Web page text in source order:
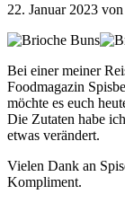
22. Januar 2023 von
Bei einer meiner
Foodmagazin
möchte es euch
Die Zutaten habe
etwas verändert.
Vielen Dank an
Kompliment.